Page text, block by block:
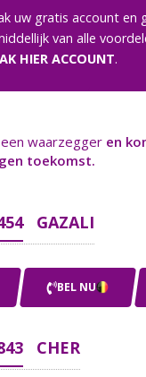
uw gratis account en
van alle
HIER ACCOUNT.
waarzegger en
toekomst.
GAZALI
BEL NU
CHER